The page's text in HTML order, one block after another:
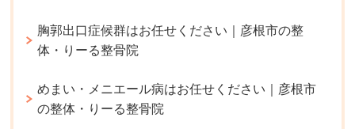
胸郭出口症候群はお任せください｜彦根市の整
体・りーる整骨院
めまい・メニエール病はお任せください｜彦根市
の整体・りーる整骨院